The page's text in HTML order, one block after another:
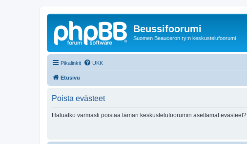
Beussifoorumi
Suomen Beauceron ry:n keskustelufoorumi
Pikalinkit UKK
Etusivu
Poista evästeet
Haluatko varmasti poistaa tämän keskustelufoorumin asettamat evästeet?